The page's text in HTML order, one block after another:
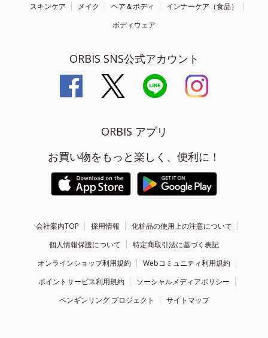
スキンケア メイク ヘア＆ボディ
インナーケア（食品）
ボディウェア
ORBIS SNS公式アカウント
ORBIS アプリ
お買い物をもっと楽しく、便利に！
会社案内TOP 採用情報
化粧品の使用上の注意について
個人情報保護について
特定商取引法に基づく表記
オンラインショップ利用規約
Webコミュニティ利用規約
ポイントサービス利用規約
ソーシャルメディアポリシー
ペンギンリング プロジェクト
サイトマップ